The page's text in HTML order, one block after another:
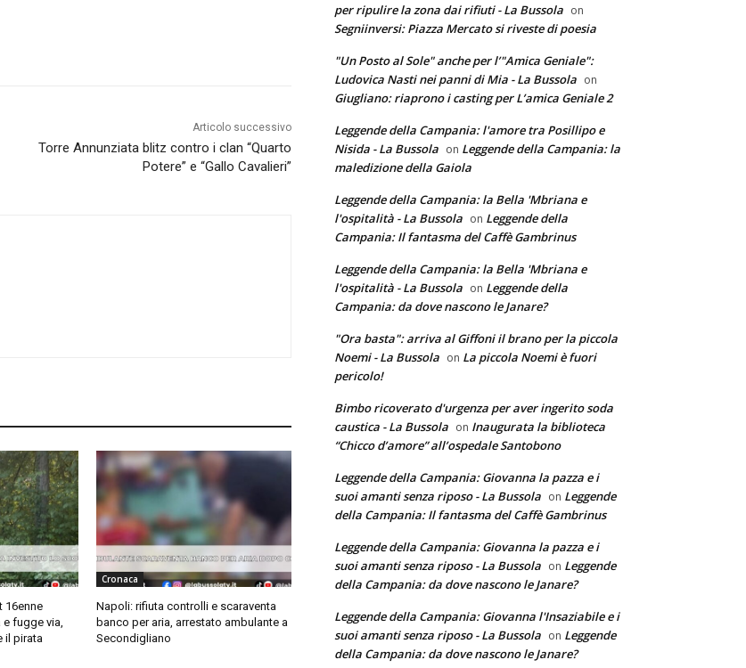
Articolo successivo
Torre Annunziata blitz contro i clan “Quarto
Potere” e “Gallo Cavalieri”
16enne
fugge via,
il pirata
Cronaca
Napoli: rifiuta controlli e scaraventa
banco per aria, arrestato ambulante a
Secondigliano
per ripulire la zona dai rifiuti - La Bussola on
Segniinversi: Piazza Mercato si riveste di poesia
"Un Posto al Sole" anche per l’"Amica Geniale":
Ludovica Nasti nei panni di Mia - La Bussola on
Giugliano: riaprono i casting per L’amica Geniale 2
Leggende della Campania: l'amore tra Posillipo e
Nisida - La Bussola on Leggende della Campania: la
maledizione della Gaiola
Leggende della Campania: la Bella 'Mbriana e
l'ospitalità - La Bussola on Leggende della
Campania: Il fantasma del Caffè Gambrinus
Leggende della Campania: la Bella 'Mbriana e
l'ospitalità - La Bussola on Leggende della
Campania: da dove nascono le Janare?
"Ora basta": arriva al Giffoni il brano per la piccola
Noemi - La Bussola on La piccola Noemi è fuori
pericolo!
Bimbo ricoverato d'urgenza per aver ingerito soda
caustica - La Bussola on Inaugurata la biblioteca
“Chicco d’amore” all’ospedale Santobono
Leggende della Campania: Giovanna la pazza e i
suoi amanti senza riposo - La Bussola on Leggende
della Campania: Il fantasma del Caffè Gambrinus
Leggende della Campania: Giovanna la pazza e i
suoi amanti senza riposo - La Bussola on Leggende
della Campania: da dove nascono le Janare?
Leggende della Campania: Giovanna l'Insaziabile e i
suoi amanti senza riposo - La Bussola on Leggende
della Campania: da dove nascono le Janare?